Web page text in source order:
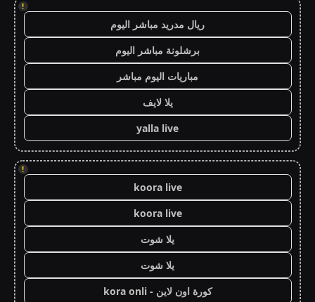
!
ريال مدريد مباشر اليوم
برشلونة مباشر اليوم
مباريات اليوم مباشر
يلا لايف
yalla live
!
koora live
koora live
يلا شوت
يلا شوت
كورة اون لاين - kora onli